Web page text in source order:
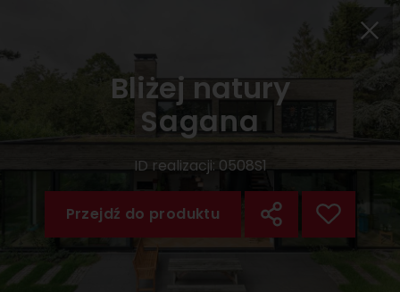
Bliżej natury
Sagana
ID realizacji: 0508S1
Przejdź do produktu